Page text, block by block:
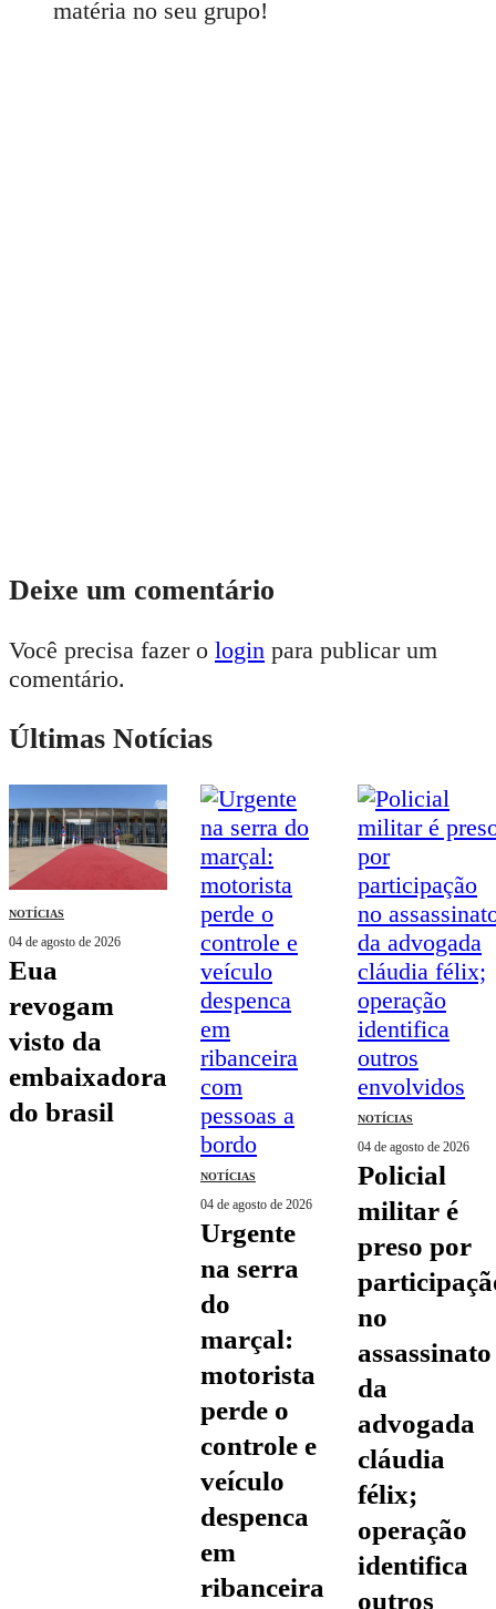
matéria no seu grupo!
Deixe um comentário
Você precisa fazer o login para publicar um
comentário.
Últimas Notícias
NOTÍCIAS
04 de agosto de 2026
eua
revogam
visto da
embaixadora
do brasil
NOTÍCIAS
04 de agosto de 2026
urgente
na serra
do
marçal:
motorista
perde o
controle e
veículo
despenca
em
ribanceira
NOTÍCIAS
04 de agosto de 2026
policial
militar é
preso por
no
assassinato
da
advogada
cláudia
félix;
operação
identifica
outros